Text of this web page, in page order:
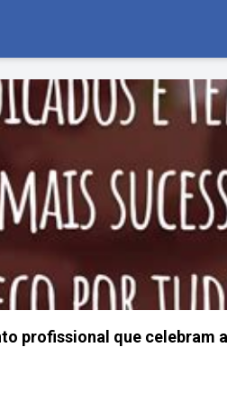
profissional que celebram